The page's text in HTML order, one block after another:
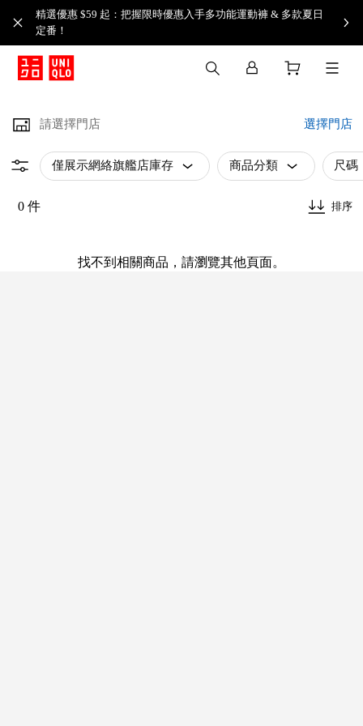
精選優惠 $59 起：把握限時優惠入手多功能運動褲 & 多款夏日
定番！​
請選擇門店 選擇門店
僅展示網絡旗艦店庫存 商品分類 尺碼
0 件 排序
找不到相關商品，請瀏覽其他頁面。